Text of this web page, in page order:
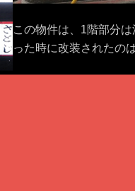
この物件は、1階部分
った時に改装されたの